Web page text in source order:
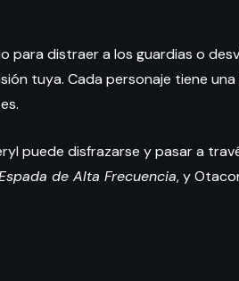
para distraer a los guardias o
tuya. Cada personaje tiene
puede disfrazarse y pasar a
de Alta Frecuencia, y